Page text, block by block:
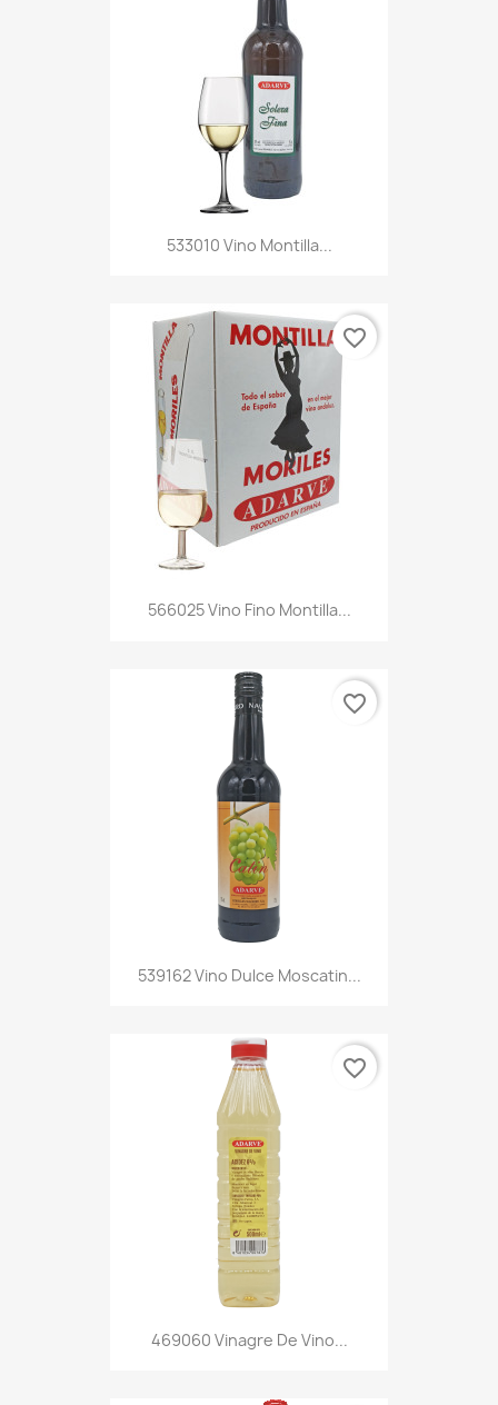
533010 Vino Montilla...
566025 Vino Fino Montilla...
favorite_border
539162 Vino Dulce Moscatin...
favorite_border
469060 Vinagre De Vino...
favorite_border